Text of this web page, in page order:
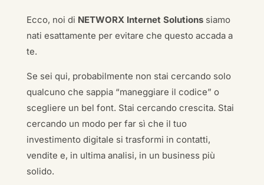
Ecco, noi di NETWORX Internet Solutionssiamo
nati esattamente per evitare che questo accada a
te.
Se sei qui, probabilmente non stai cercando solo
qualcuno che sappia “maneggiare il codice” o
scegliere un bel font. Stai cercando crescita. Stai
cercando un modo per far sì che il tuo
investimento digitale si trasformi in contatti,
vendite e, in ultima analisi, in un business più
solido.